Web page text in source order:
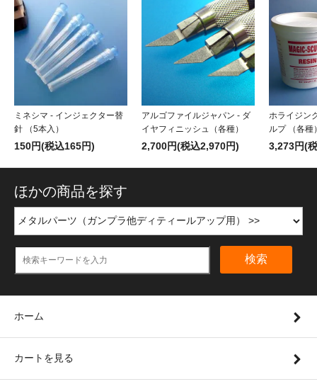
ミネシマ - インジェクター替
針 （5本入）
150円(税込165円)
アルゴファイルジャパン - ダ
イヤフィニッシュ（各種）
2,700円(税込2,970円)
ホライジン
ルプ （各種
3,273円(
ほかの商品を探す
検索
ホーム
カートを見る